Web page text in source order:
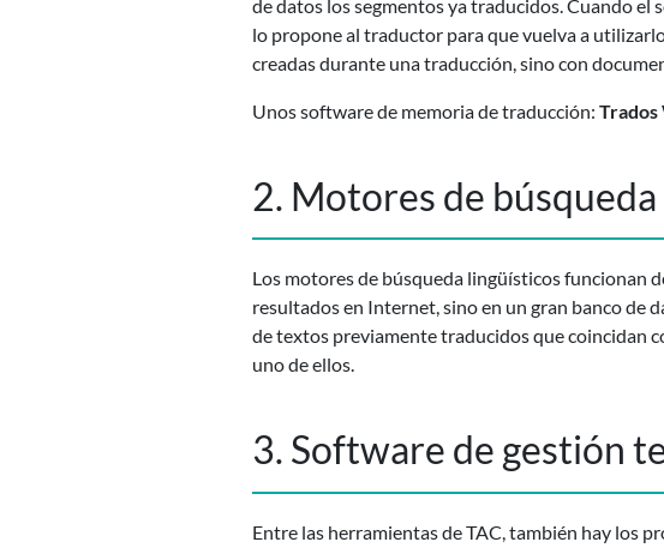
de datos los segmentos ya traducidos. Cuando el
lo propone al traductor para que vuelva a
creadas durante una traducción, sino con
Unos software de memoria de traducción:
2. Motores de
Los motores de búsqueda lingüísticos funcionan
resultados en Internet, sino en un gran banco de
de textos previamente traducidos que coincidan
uno de ellos.
3. Software de gestión
Entre las herramientas de TAC, también hay los